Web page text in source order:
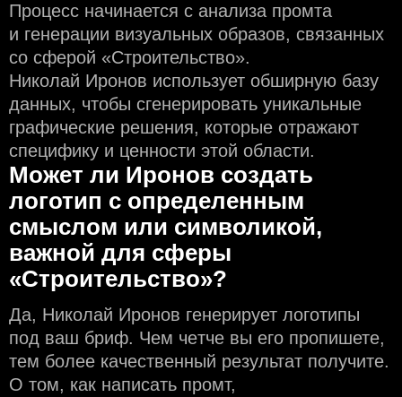
Процесс начинается с анализа промта
и генерации визуальных образов, связанных
со сферой «Строительство».
Николай Иронов использует обширную базу
данных, чтобы сгенерировать уникальные
графические решения, которые отражают
специфику и ценности этой области.
Может ли Иронов создать
логотип с определeнным
смыслом или символикой,
важной для сферы
«Строительство»?
Да, Николай Иронов генерирует логотипы
под ваш бриф. Чем чeтче вы его пропишете,
тем более качественный результат получите.
О том, как написать промт,